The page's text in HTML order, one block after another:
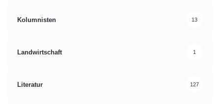
Kolumnisten 13
Landwirtschaft 1
Literatur 127